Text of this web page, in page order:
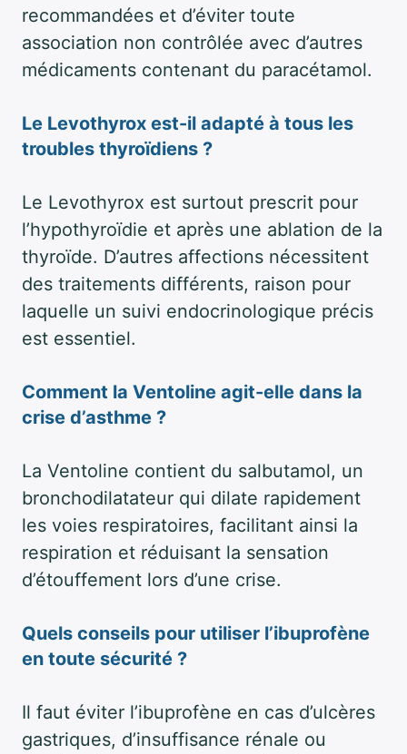
recommandées et d’éviter toute
association non contrôlée avec d’autres
médicaments contenant du paracétamol.
Le Levothyrox est-il adapté à tous les
troubles thyroïdiens ?
Le Levothyrox est surtout prescrit pour
l’hypothyroïdie et après une ablation de la
thyroïde. D’autres affections nécessitent
des traitements différents, raison pour
laquelle un suivi endocrinologique précis
est essentiel.
Comment la Ventoline agit-elle dans la
crise d’asthme ?
La Ventoline contient du salbutamol, un
bronchodilatateur qui dilate rapidement
les voies respiratoires, facilitant ainsi la
respiration et réduisant la sensation
d’étouffement lors d’une crise.
Quels conseils pour utiliser l’ibuprofène
en toute sécurité ?
Il faut éviter l’ibuprofène en cas d’ulcères
gastriques, d’insuffisance rénale ou